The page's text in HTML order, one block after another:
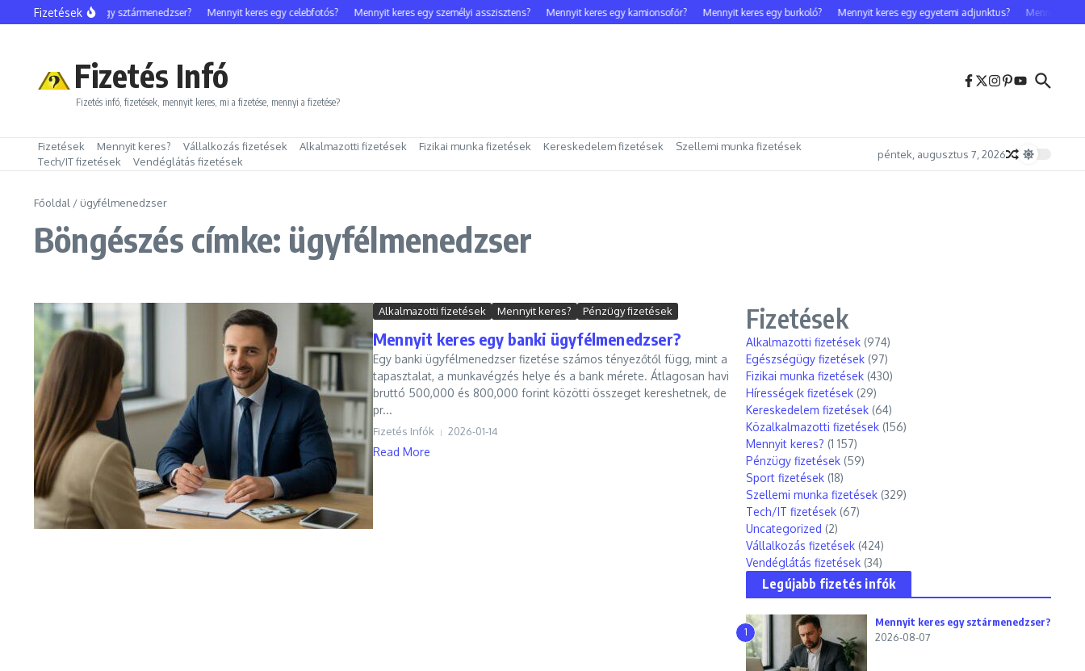
Ugrás a tartalomhoz
Fizetések
Mennyit keres egy sztármenedzser? Mennyit keres egy celebfotós? Mennyit keres egy személyi asszisztens? Mennyit keres egy kamionsofőr? Mennyit keres egy burkoló? Mennyit keres egy egyetemi adjunktus? Mennyit keres
Fizetés Infó
Fizetés infó, fizetések, mennyit keres, mi a fizetése, mennyi a fizetése?
Fizetések Mennyit keres? Vállalkozás fizetések Alkalmazotti fizetések Fizikai munka fizetések Kereskedelem fizetések
Szellemi munka fizetések
Tech/IT fizetések
Vendéglátás fizetések
péntek, augusztus 7, 2026
Főoldal / ügyfélmenedzser
Böngészés címke: ügyfélmenedzser
Alkalmazotti fizetések Mennyit keres? Pénzügy fizetések
Mennyit keres egy banki ügyfélmenedzser?
Egy banki ügyfélmenedzser fizetése számos tényezőtől függ, mint a
tapasztalat, a munkavégzés helye és a bank mérete. Átlagosan havi
bruttó 500,000 és 800,000 forint közötti összeget kereshetnek, de
pr...
Fizetés Infók 2026-01-14
Read More
Fizetések
Alkalmazotti fizetések (974)
Egészségügy fizetések (97)
Fizikai munka fizetések (430)
Hírességek fizetések (29)
Kereskedelem fizetések (64)
Közalkalmazotti fizetések (156)
Mennyit keres? (1 157)
Pénzügy fizetések (59)
Sport fizetések (18)
Szellemi munka fizetések (329)
Tech/IT fizetések (67)
Uncategorized (2)
Vállalkozás fizetések (424)
Vendéglátás fizetések (34)
Legújabb fizetés infók
1
Mennyit keres egy sztármenedzser?
2026-08-07